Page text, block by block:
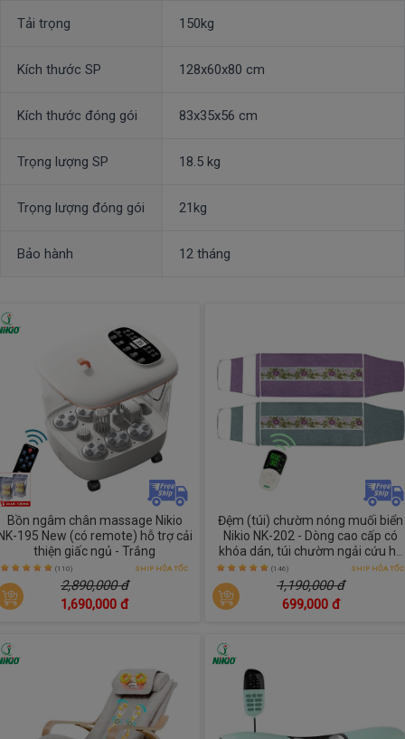
Tải trọng 150kg
Kích thước SP 128x60x80 cm
Kích thước đóng gói 83x35x56 cm
Trọng lượng SP 18.5 kg
Trọng lượng đóng gói 21kg
Bảo hành 12 tháng
Bồn ngâm chân massage Nikio
195 New (có remote) hỗ trợ cải
thiện giấc ngủ - Trắng
(110) SHIP HỎA TỐC
2,890,000 đ
1,690,000 đ
Đệm (túi) chườm nóng muối biển
Nikio NK-202 - Dòng cao cấp có
khóa dán, túi chườm ngải cứu hỗ
trợ giảm đau nhức toàn thân
(146) SHIP HỎA TỐC
1,190,000 đ
699,000 đ